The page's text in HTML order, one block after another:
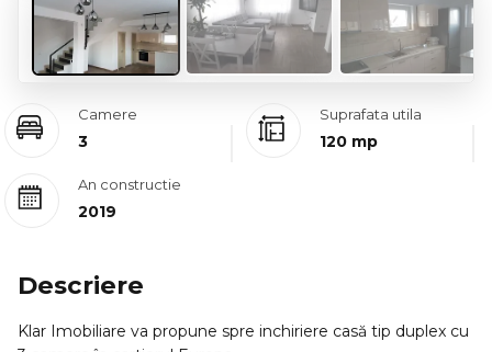
Camere
3
Suprafata utila
120 mp
An constructie
2019
Descriere
Klar Imobiliare va propune spre inchiriere casă tip duplex cu